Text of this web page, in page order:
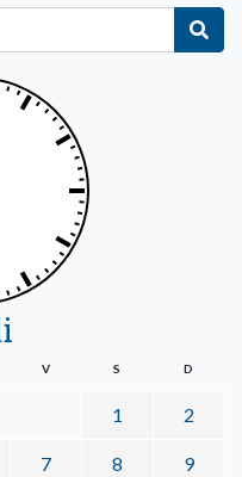
V S D
1 2
7 8 9